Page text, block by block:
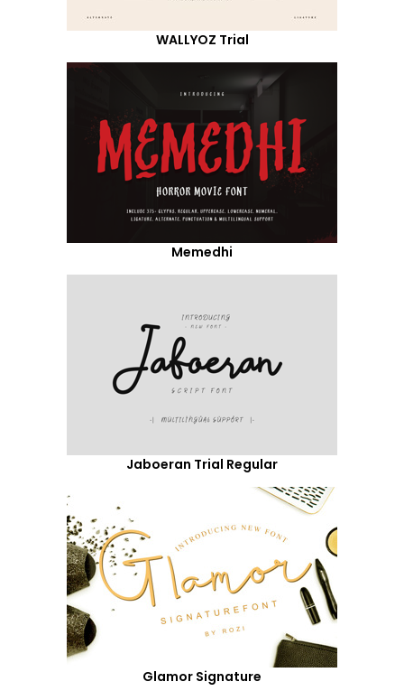
WALLYOZ Trial
Memedhi
Jaboeran Trial Regular
Glamor Signature